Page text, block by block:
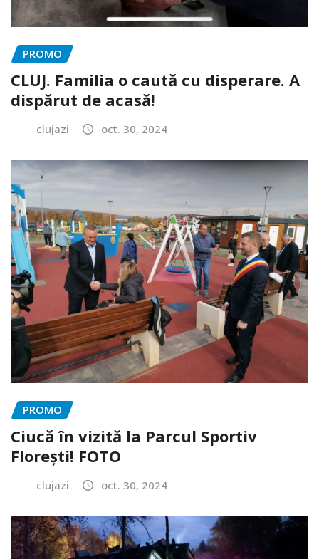
PROMO
CLUJ. Familia o caută cu disperare. A
dispărut de acasă!
clujazi oct. 30, 2024
PROMO
Ciucă în vizită la Parcul Sportiv
Florești! FOTO
clujazi oct. 30, 2024